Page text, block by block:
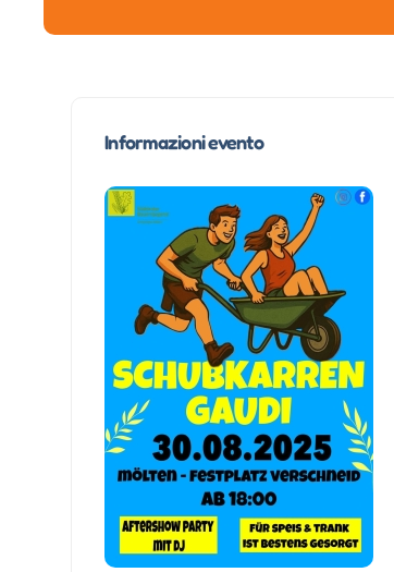
Informazioni evento